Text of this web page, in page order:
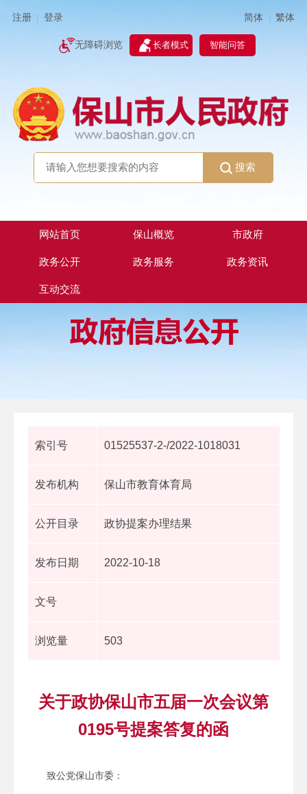
注册 登录 简体 | 繁体
无障碍浏览 长者模式 智能问答
搜索
网站首页 保山概览 市政府
政务公开 政务服务 政务资讯
互动交流
索引号 01525537-2-/2022-1018031
发布机构 保山市教育体育局
公开目录 政协提案办理结果
发布日期 2022-10-18
文号
浏览量 503
关于政协保山市五届一次会议第
0195号提案答复的函
致公党保山市委：